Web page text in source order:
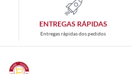
ENTREGAS RÁPIDAS
Entregas rápidas dos pedidos